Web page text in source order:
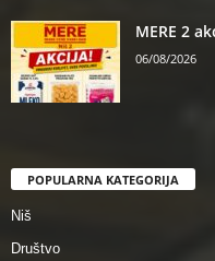
MERE 2
06/08/2026
POPULARNA KATEGORIJA
Niš
Društvo